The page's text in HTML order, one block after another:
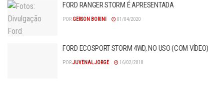
FORD RANGER STORM É APRESENTADA
POR GERSON BORINI 01/04/2020
FORD ECOSPORT STORM 4WD, NO USO (COM VÍDEO)
PORJUVENAL JORGE 16/02/2018